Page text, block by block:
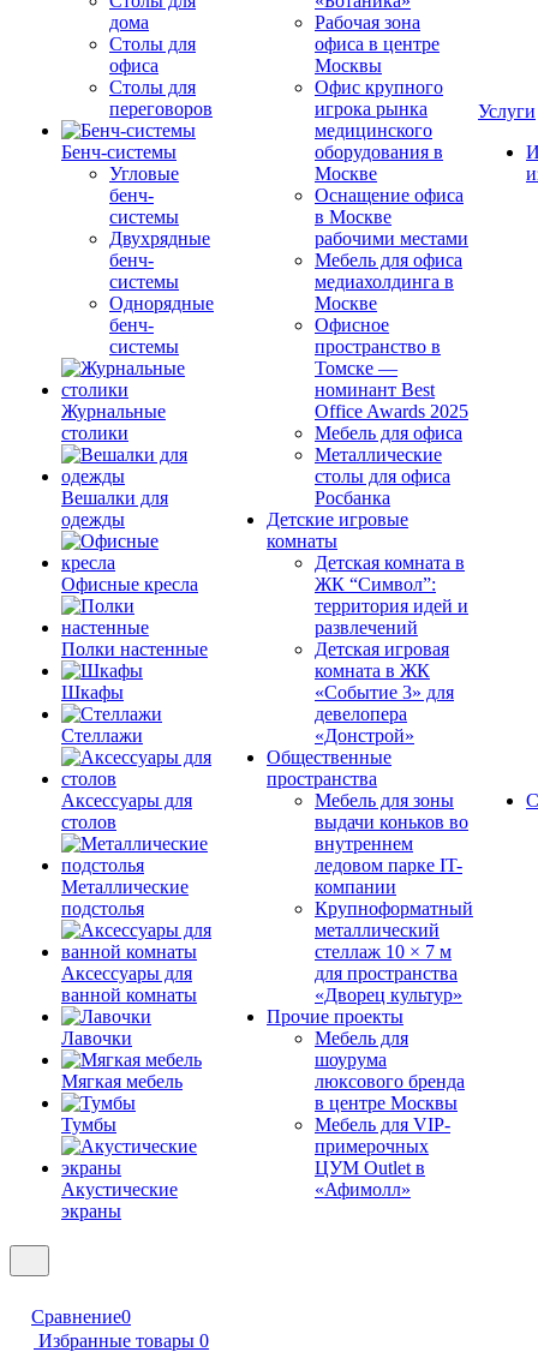
дома
Столы для
офиса
Столы для
переговоров
Бенч-системы
Угловые
бенч-
системы
Двухрядные
бенч-
системы
Однорядные
бенч-
системы
Журнальные
столики
Вешалки для
одежды
Офисные кресла
Полки настенные
Шкафы
Стеллажи
Аксессуары для
столов
Металлические
подстолья
Аксессуары для
ванной комнаты
Лавочки
Мягкая мебель
Тумбы
Акустические
экраны
Рабочая зона
офиса в центре
Москвы
Офис крупного
игрока рынка
медицинского
оборудования в
Москве
Оснащение офиса
в Москве
рабочими местами
Мебель для офиса
медиахолдинга в
Москве
Офисное
пространство в
Томске —
номинант Best
Office Awards 2025
Мебель для офиса
Металлические
столы для офиса
Росбанка
Детские игровые
комнаты
Детская комната в
ЖК “Символ”:
территория идей и
развлечений
Детская игровая
комната в ЖК
«Событие 3» для
девелопера
«Донстрой»
Общественные
пространства
Мебель для зоны
выдачи коньков во
внутреннем
ледовом парке IT-
компании
Крупноформатный
металлический
стеллаж 10 × 7 м
для пространства
«Дворец культур»
Прочие проекты
Мебель для
шоурума
люксового бренда
в центре Москвы
Мебель для VIP-
примерочных
ЦУМ Outlet в
«Афимолл»
Услуги
Сравнение0
Избранные товары 0